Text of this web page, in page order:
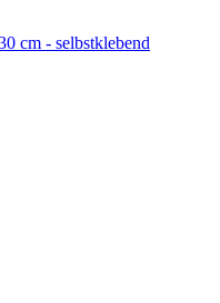
cm - selbstklebend